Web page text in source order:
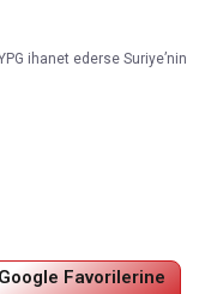
ihanet ederse Suriye’nin
Favorilerine